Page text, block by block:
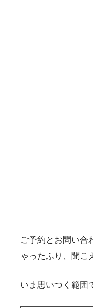
ご予約とお問い合
ゃったふり、聞
いま思いつく範囲